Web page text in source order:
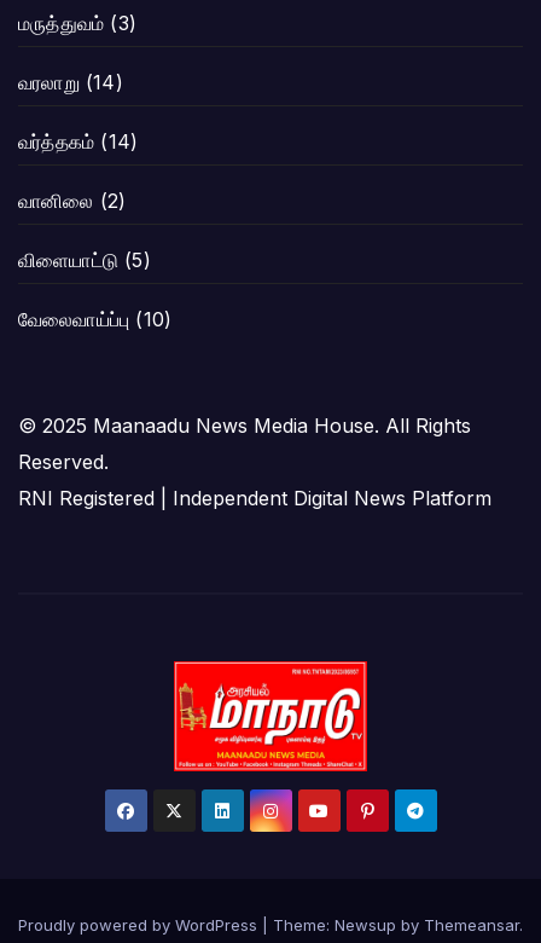
மருத்துவம் (3)
வரலாறு (14)
வர்த்தகம் (14)
வானிலை (2)
விளையாட்டு (5)
வேலைவாய்ப்பு (10)
© 2025 Maanaadu News Media House. All Rights
Reserved.
RNI Registered | Independent Digital News Platform
Proudly powered by WordPress Theme: Newsup by Themeansar.